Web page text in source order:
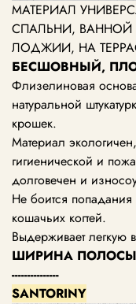
МАТЕРИАЛ
СПАЛЬНИ, ВАННОЙ
ЛОДЖИИ, НА
БЕСШОВНЫЙ,
Флизелиновая
натуральной
крошек.
Материал
гигиенической и
долговечен и
Не боится
кошачьих когтей.
Выдерживает легкую
ШИРИНА ПОЛОСЫ
---------------
SANTORINY